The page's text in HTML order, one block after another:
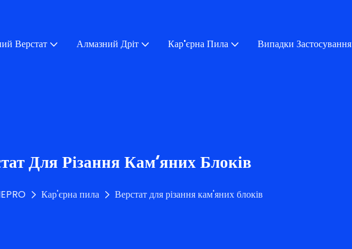
Верстат Алмазний Дріт Кар'єрна Пила Випадки Застосування
Для Різання Кам'яних Блоків
Кар'єрна пила Верстат для різання кам'яних блоків